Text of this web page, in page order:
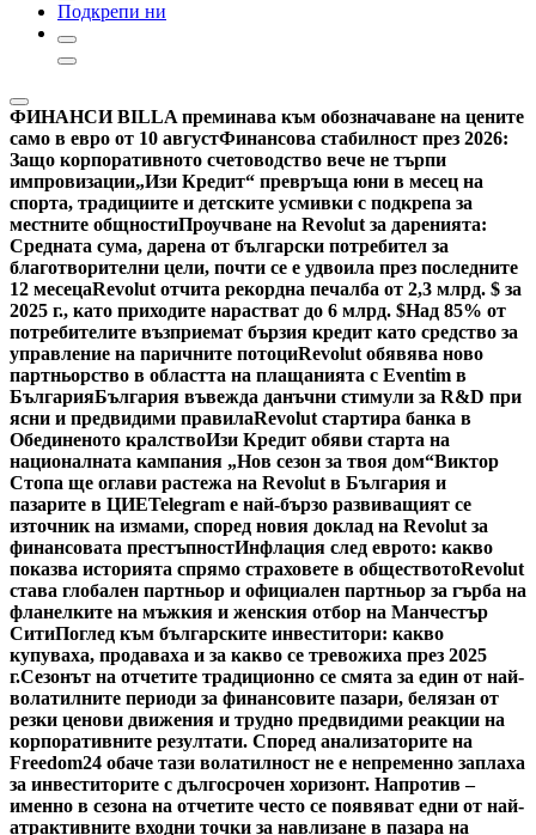
Подкрепи ни
ФИНАНСИ BILLA преминава към обозначаване на цените
само в евро от 10 августФинансова стабилност през 2026:
Защо корпоративното счетоводство вече не търпи
импровизации„Изи Кредит“ превръща юни в месец на
спорта, традициите и детските усмивки с подкрепа за
местните общностиПроучване на Revolut за даренията:
Средната сума, дарена от български потребител за
благотворителни цели, почти се е удвоила през последните
12 месецаRevolut отчита рекордна печалба от 2,3 млрд. $ за
2025 г., като приходите нарастват до 6 млрд. $Над 85% от
потребителите възприемат бързия кредит като средство за
управление на паричните потоциRevolut обявява ново
партньорство в областта на плащанията с Eventim в
БългарияБългария въвежда данъчни стимули за R&D при
ясни и предвидими правилаRevolut стартира банка в
Обединеното кралствоИзи Кредит обяви старта на
националната кампания „Нов сезон за твоя дом“Виктор
Стопа ще оглави растежа на Revolut в България и
пазарите в ЦИЕTelegram е най-бързо развиващият се
източник на измами, според новия доклад на Revolut за
финансовата престъпностИнфлация след еврото: какво
показва историята спрямо страховете в обществотоRevolut
става глобален партньор и официален партньор за гърба на
фланелките на мъжкия и женския отбор на Манчестър
СитиПоглед към българските инвеститори: какво
купуваха, продаваха и за какво се тревожиха през 2025
г.Сезонът на отчетите традиционно се смята за един от най-
волатилните периоди за финансовите пазари, белязан от
резки ценови движения и трудно предвидими реакции на
корпоративните резултати. Според анализаторите на
Freedom24 обаче тази волатилност не е непременно заплаха
за инвеститорите с дългосрочен хоризонт. Напротив –
именно в сезона на отчетите често се появяват едни от най-
атрактивните входни точки за навлизане в пазара на